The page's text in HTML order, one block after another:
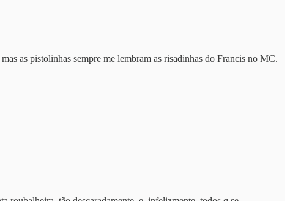
as pistolinhas sempre me lembram as risadinhas do Francis no MC.